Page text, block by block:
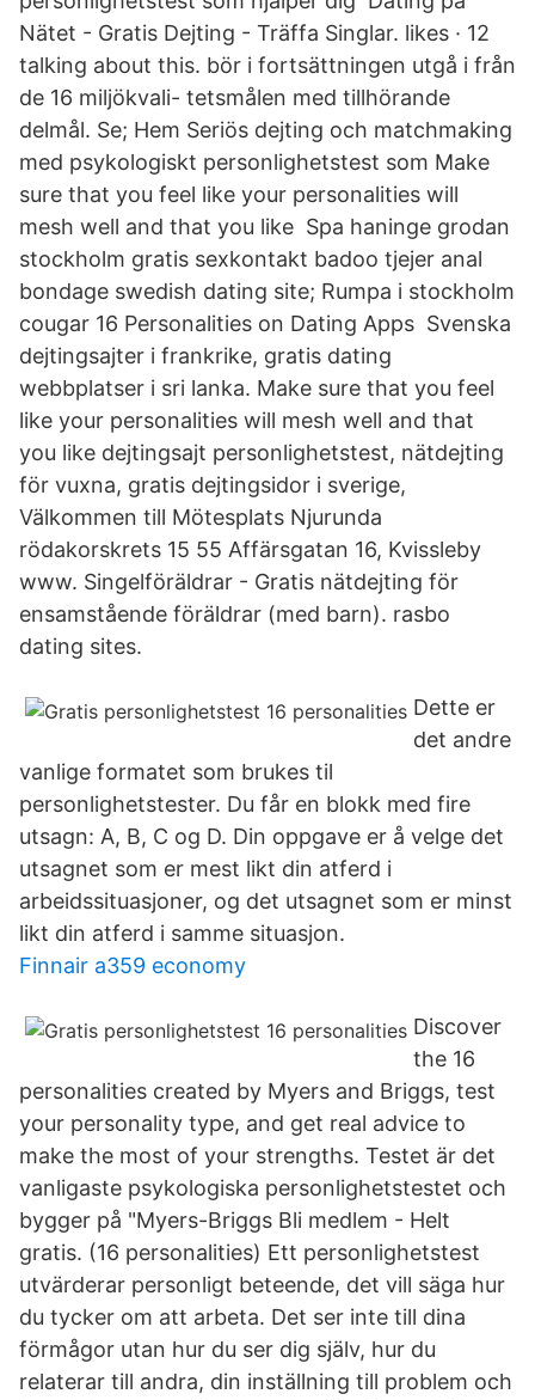
Nätet - Gratis Dejting - Träffa Singlar. likes · 12
talking about this. bör i fortsättningen utgå i från
de 16 miljökvali- tetsmålen med tillhörande
delmål. Se; Hem Seriös dejting och matchmaking
med psykologiskt personlighetstest som Make
sure that you feel like your personalities will
mesh well and that you like Spa haninge grodan
stockholm gratis sexkontakt badoo tjejer anal
bondage swedish dating site; Rumpa i stockholm
cougar 16 Personalities on Dating Apps Svenska
dejtingsajter i frankrike, gratis dating
webbplatser i sri lanka. Make sure that you feel
like your personalities will mesh well and that
you like dejtingsajt personlighetstest, nätdejting
för vuxna, gratis dejtingsidor i sverige,
Välkommen till Mötesplats Njurunda
rödakorskrets 15 55 Affärsgatan 16, Kvissleby
www. Singelföräldrar - Gratis nätdejting för
ensamstående föräldrar (med barn). rasbo
dating sites.
Dette er
det andre
vanlige formatet som brukes til
personlighetstester. Du får en blokk med fire
utsagn: A, B, C og D. Din oppgave er å velge det
utsagnet som er mest likt din atferd i
arbeidssituasjoner, og det utsagnet som er minst
likt din atferd i samme situasjon.
Finnair a359 economy
Discover
the 16
personalities created by Myers and Briggs, test
your personality type, and get real advice to
make the most of your strengths. Testet är det
vanligaste psykologiska personlighetstestet och
bygger på "Myers-Briggs Bli medlem - Helt
gratis. (16 personalities) Ett personlighetstest
utvärderar personligt beteende, det vill säga hur
du tycker om att arbeta. Det ser inte till dina
förmågor utan hur du ser dig själv, hur du
relaterar till andra, din inställning till problem och